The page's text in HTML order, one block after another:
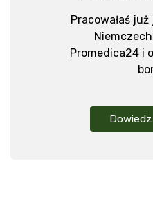
Pracowałaś
Promedica24 i